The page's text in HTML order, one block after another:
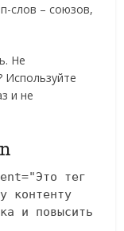
слов – союзов,
Не
Используйте
и не
тег
контенту
и повысить